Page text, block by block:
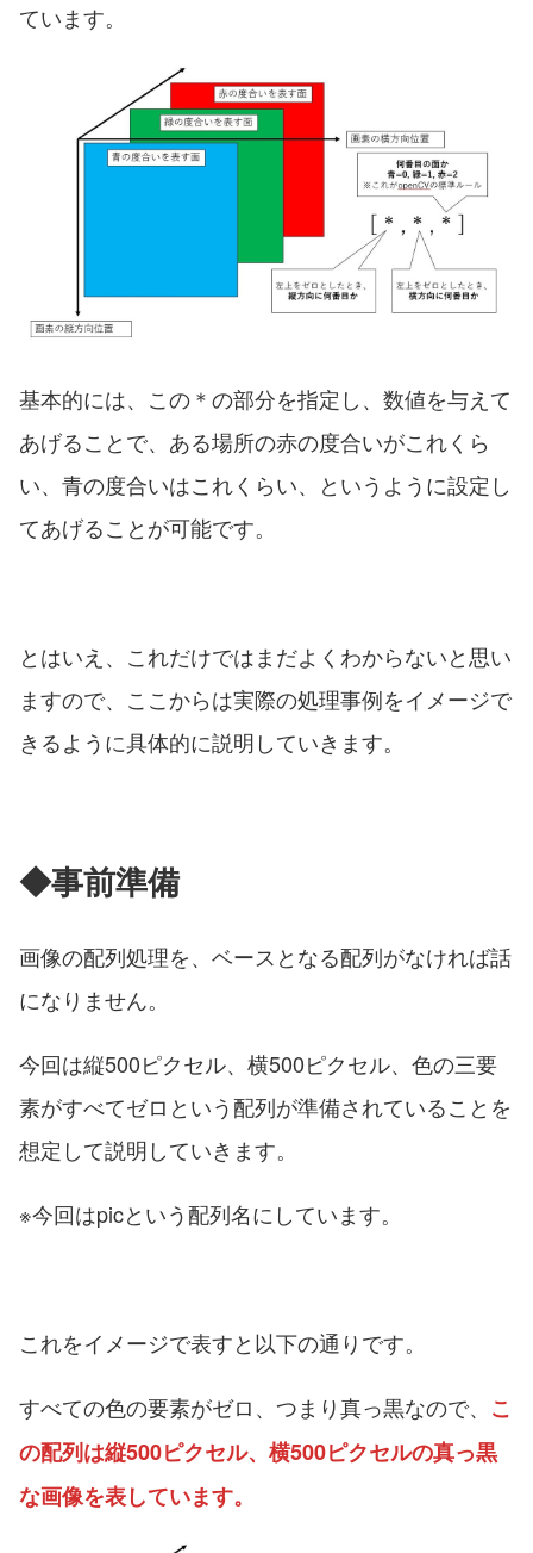
ています。
基本的には、この＊の部分を指定し、数値を与えて
あげることで、ある場所の赤の度合いがこれくら
い、青の度合いはこれくらい、というように設定し
てあげることが可能です。
とはいえ、これだけではまだよくわからないと思い
ますので、ここからは実際の処理事例をイメージで
きるように具体的に説明していきます。
◆事前準備
画像の配列処理を、ベースとなる配列がなければ話
になりません。
今回は縦500ピクセル、横500ピクセル、色の三要
素がすべてゼロという配列が準備されていることを
想定して説明していきます。
※今回はpicという配列名にしています。
これをイメージで表すと以下の通りです。
すべての色の要素がゼロ、つまり真っ黒なので、 こ
の配列は縦500ピクセル、横500ピクセルの真っ黒
な画像を表しています。